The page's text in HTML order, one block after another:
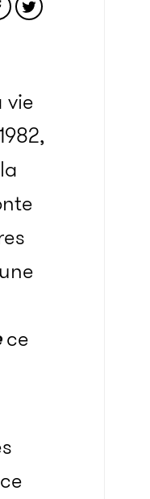
vie
ce